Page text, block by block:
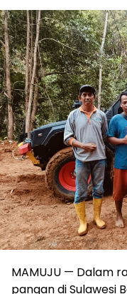
MAMUJU — Dalam
pangan di Sulawesi